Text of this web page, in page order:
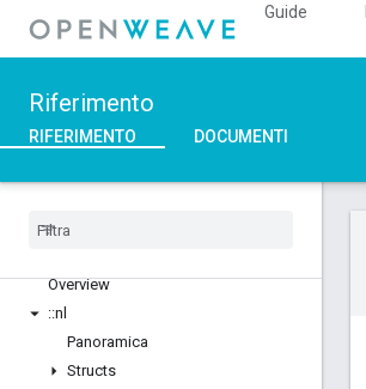
Guide
Riferimento
RIFERIMENTO DOCUMENTI
Overview
::nl
Panoramica
Structs